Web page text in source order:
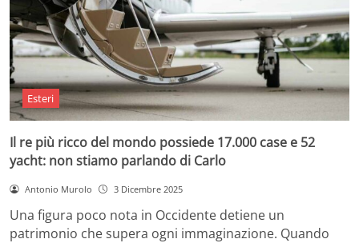
Esteri
Il re più ricco del mondo possiede 17.000 case e 52
yacht: non stiamo parlando di Carlo
Antonio Murolo 3 Dicembre 2025
Una figura poco nota in Occidente detiene un
patrimonio che supera ogni immaginazione. Quando